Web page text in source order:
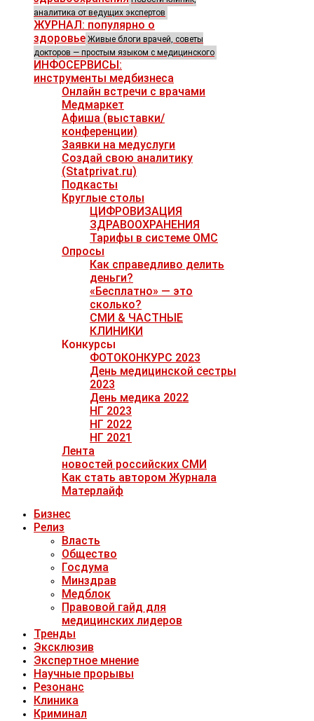
аналитика от ведущих экспертов
ЖУРНАЛ: популярно о
здоровье Живые блоги врачей, советы
докторов — простым языком с медицинского
ИНФОСЕРВИСЫ:
инструменты медбизнеса
Онлайн встречи с врачами
Медмаркет
Афиша (выставки/
конференции)
Заявки на медуслуги
Создай свою аналитику
(Statprivat.ru)
Подкасты
Круглые столы
ЦИФРОВИЗАЦИЯ
ЗДРАВООХРАНЕНИЯ
Тарифы в системе ОМС
Опросы
Как справедливо делить
деньги?
«Бесплатно» — это
сколько?
СМИ & ЧАСТНЫЕ
КЛИНИКИ
Конкурсы
ФОТОКОНКУРС 2023
День медицинской сестры
2023
День медика 2022
НГ 2023
НГ 2022
НГ 2021
Лента
новостей российских СМИ
Как стать автором Журнала
Матерлайф
Бизнес
Релиз
Власть
Общество
Госдума
Минздрав
Медблок
Правовой гайд для
медицинских лидеров
Тренды
Эксклюзив
Экспертное мнение
Научные прорывы
Резонанс
Клиника
Криминал